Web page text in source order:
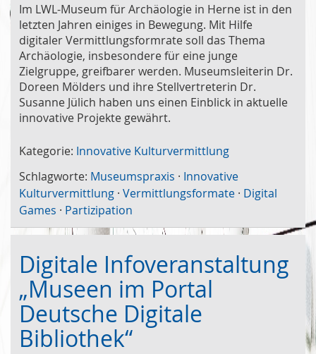
Im LWL-Museum für Archäologie in Herne ist in den
letzten Jahren einiges in Bewegung. Mit Hilfe
digitaler Vermittlungsformrate soll das Thema
Archäologie, insbesondere für eine junge
Zielgruppe, greifbarer werden. Museumsleiterin Dr.
Doreen Mölders und ihre Stellvertreterin Dr.
Susanne Jülich haben uns einen Einblick in aktuelle
innovative Projekte gewährt.
Kategorie: Innovative Kulturvermittlung
Schlagworte: Museumspraxis · Innovative
Kulturvermittlung · Vermittlungsformate · Digital
Games · Partizipation
Digitale Infoveranstaltung
„Museen im Portal
Deutsche Digitale
Bibliothek“